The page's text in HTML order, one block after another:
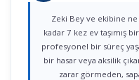
Zeki Bey ve ekibine
kadar 7 kez ev taşımış
profesyonel bir süreç
bir hasar veya aksilik
zarar görmeden,